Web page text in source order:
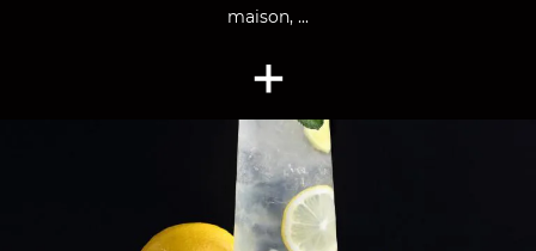
maison, ...
+